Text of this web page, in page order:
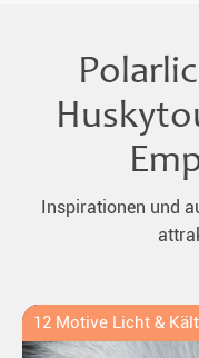
Inspirationen und
12 Motive Licht &